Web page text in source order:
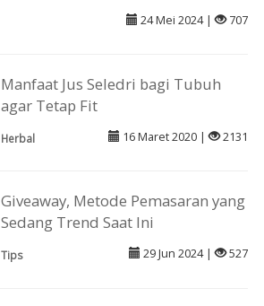
24 Mei 2024 | 707
Manfaat Jus Seledri bagi Tubuh
agar Tetap Fit
Herbal 16 Maret 2020 | 2131
Giveaway, Metode Pemasaran yang
Sedang Trend Saat Ini
Tips 29 Jun 2024 | 527